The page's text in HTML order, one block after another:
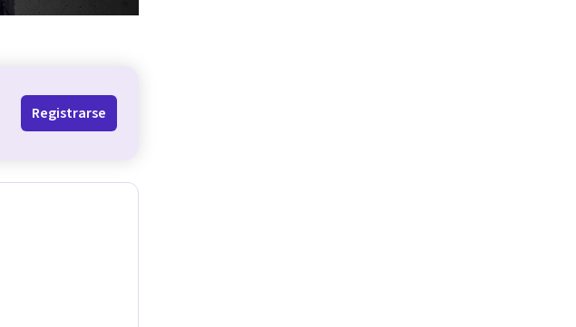
Registrarse